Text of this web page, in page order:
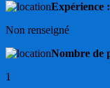
Expérience :
Non renseigné
Nombre de
1